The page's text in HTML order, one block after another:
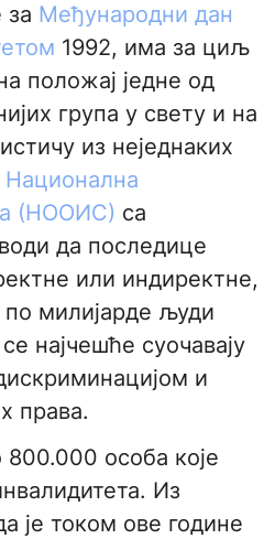
за Међународни дан
1992, има за циљ
положај једне од
група у свету и на
из неједнаких
Национална
(НООИС) са
да последице
или индиректне,
по милијарде људи
најчешће суочавају
и
права.
особа које
Из
је током ове године